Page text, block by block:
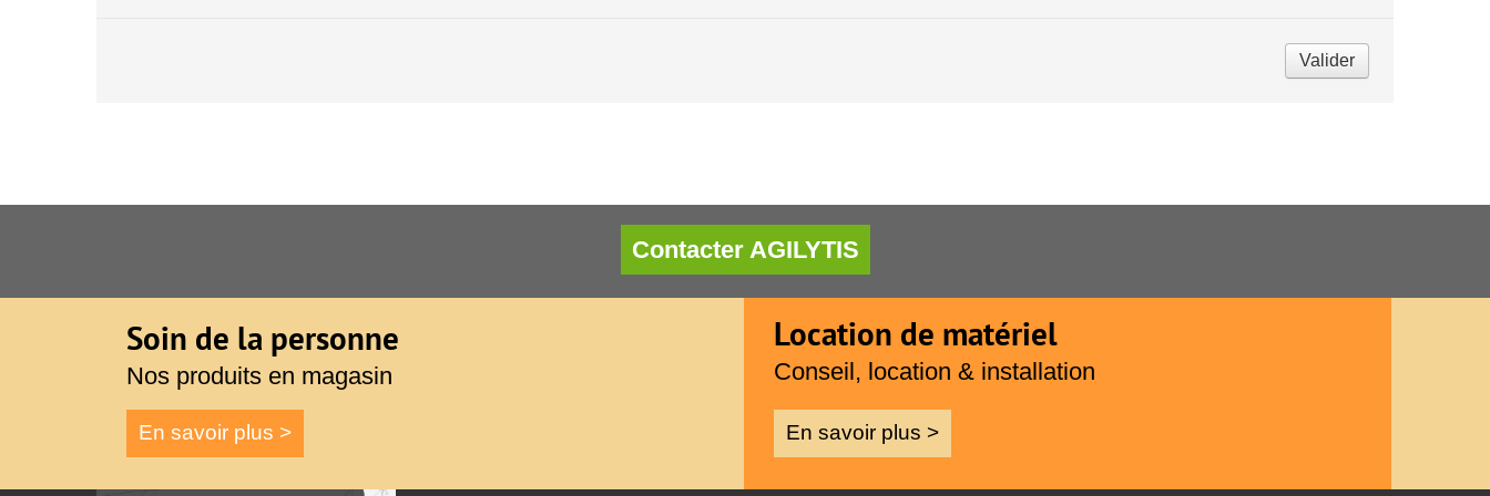
Valider
Contacter AGILYTIS
Soin de la personne
Nos produits en magasin
En savoir plus >
Location de matériel
Conseil, location & installation
En savoir plus >